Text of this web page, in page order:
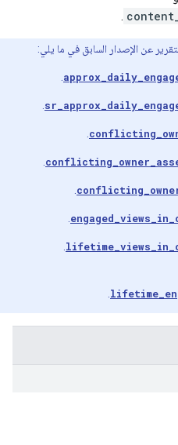
.
عن الإصدار السابق في ما يلي: